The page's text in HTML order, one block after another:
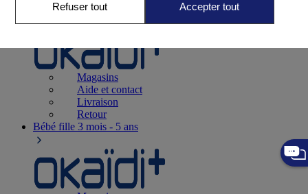
Naissance0-12 mois
Magasins
Aide et contact
Livraison
Retour
Bébé fille 3 mois - 5 ans
Refuser tout Accepter tout